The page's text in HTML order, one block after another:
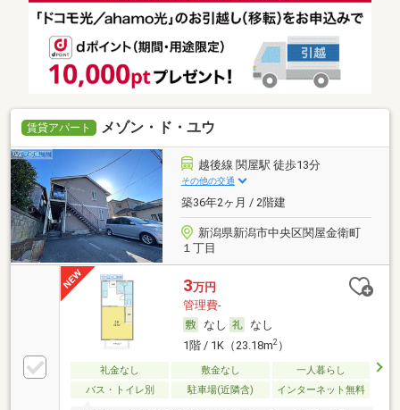
賃貸アパート メゾン・ド・ユウ
越後線 関屋駅 徒歩13分
その他の交通
築36年2ヶ月 / 2階建
新潟県新潟市中央区関屋金衛町
１丁目
3万円
管理費-
なし
なし
1階 / 1K（23.18m2）
礼金なし 敷金なし
一人暮らし
バス・トイレ別
駐車場(近隣含) インターネット無料